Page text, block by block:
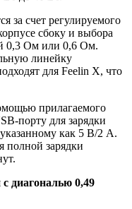
за счет регулируемого
сбоку и выбора
0,3 Ом или 0,6 Ом.
линейку
для Feelin X, что
прилагаемого
порту для зарядки
как 5 В/2 А.
полной зарядки
диагональю 0,49